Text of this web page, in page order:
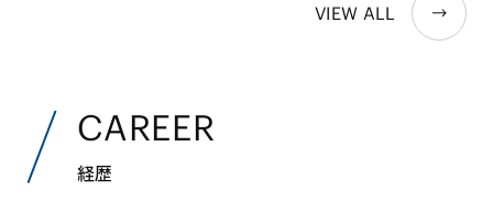
VIEW ALL
CAREER
経歴